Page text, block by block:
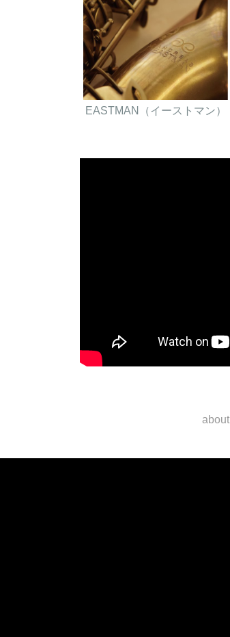
EASTMAN（イーストマン）
about